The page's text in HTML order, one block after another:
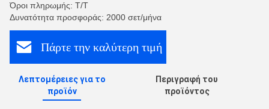
Όροι πληρωμής: Τ/Τ
Δυνατότητα προσφοράς: 2000 σετ/μήνα
Πάρτε την καλύτερη τιμή
Λεπτομέρειες για το
προϊόν
Περιγραφή του
προϊόντος